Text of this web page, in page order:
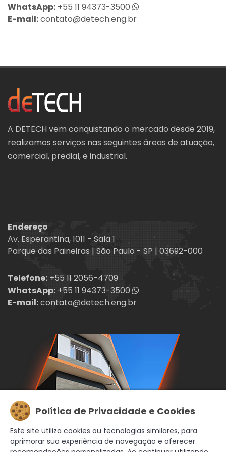
WhatsApp: +55 11 94373-3500
E-mail:contato@detech.eng.br
A DETECH vem conquistando o mercado desde 2019,
realizamos serviços nas seguintes áreas de atuação,
comercial, predial, e industrial.
Endereço
Av. Esperantina, 1011 - Sala 1
Parque das Paineiras | São Paulo - SP | 03692-000
Telefone: +55 11 2056-4709
WhatsApp: +55 11 94373-3500
E-mail:contato@detech.eng.br
Política de Privacidade e Cookies
Este site utiliza cookies ou tecnologias similares, para
aprimorar sua experiência de navegação e oferecer